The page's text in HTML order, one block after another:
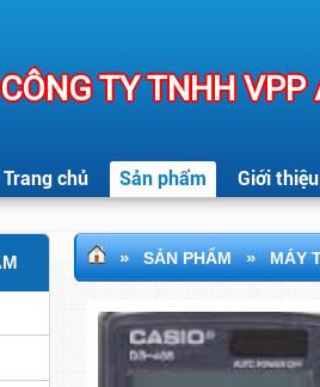
CÔNG TY TNHH
Trang chủ Sản phẩm Giới thiệu
» SẢN PHẨM » MÁY